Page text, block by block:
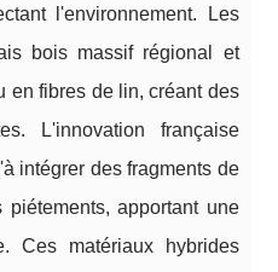
l'environnement. Les
bois massif régional et
en fibres de lin, créant des
L'innovation française
intégrer des fragments de
apportant une
Ces matériaux hybrides